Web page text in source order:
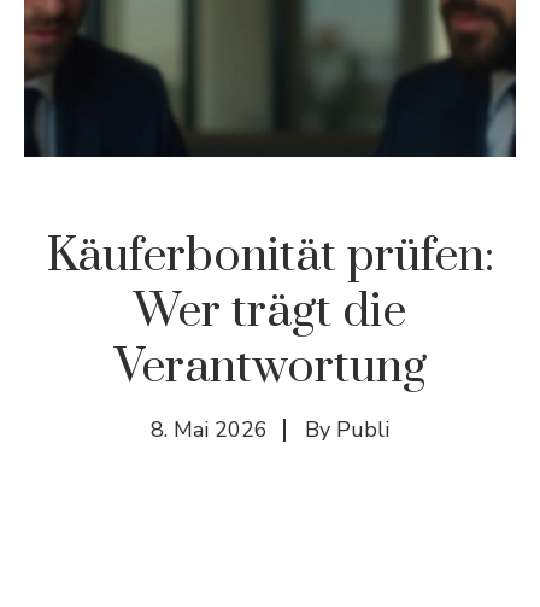
Käuferbonität prüfen:
Wer trägt die
Verantwortung
8. Mai 2026 By Publi